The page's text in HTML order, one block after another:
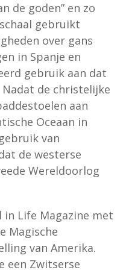
de goden” en zo
gebruikt
over gans
in Spanje en
gebruik aan dat
de christelijke
aan
Oceaan in
van
de westerse
Wereldoorlog
in Life Magazine met
Magische
van Amerika.
een Zwitserse